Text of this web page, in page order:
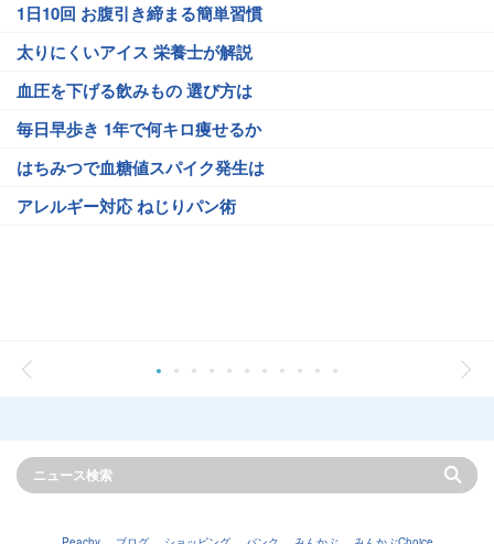
1日10回 お腹引き締まる簡単習慣
太りにくいアイス 栄養士が解説
血圧を下げる飲みもの 選び方は
毎日早歩き 1年で何キロ痩せるか
はちみつで血糖値スパイク発生は
アレルギー対応 ねじりパン術